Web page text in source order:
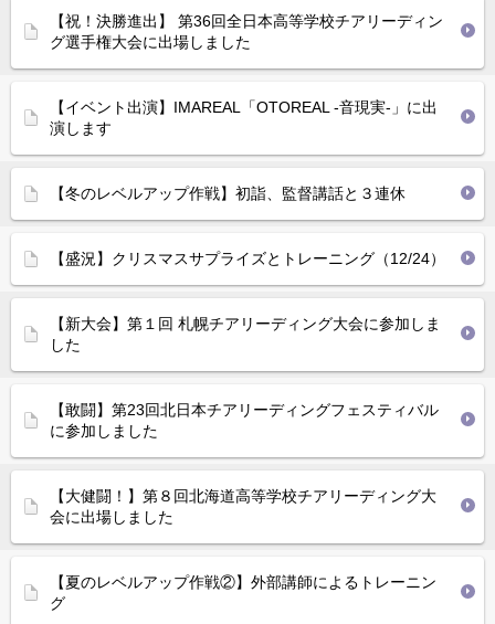
【祝！決勝進出】 第36回全日本高等学校チアリーディン
グ選手権大会に出場しました
【イベント出演】IMAREAL「OTOREAL -音現実-」に出
演します
【冬のレベルアップ作戦】初詣、監督講話と３連休
【盛況】クリスマスサプライズとトレーニング（12/24）
【新大会】第１回 札幌チアリーディング大会に参加しま
した
【敢闘】第23回北日本チアリーディングフェスティバル
に参加しました
【大健闘！】第８回北海道高等学校チアリーディング大
会に出場しました
【夏のレベルアップ作戦②】外部講師によるトレーニン
グ